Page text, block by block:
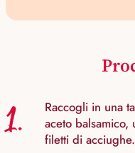
1.
Raccogli in una
aceto
filetti di acciughe.